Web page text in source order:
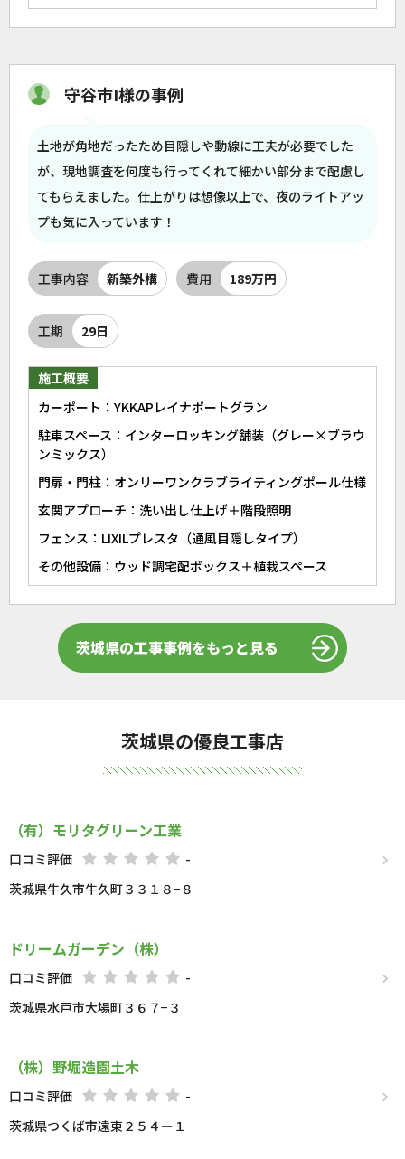
守谷市I様の事例
土地が角地だったため目隠しや動線に工夫が必要でした
が、現地調査を何度も行ってくれて細かい部分まで配慮し
てもらえました。仕上がりは想像以上で、夜のライトアッ
プも気に入っています！
工事内容 新築外構 費用 189万円
工期 29日
施工概要
カーポート：YKKAPレイナポートグラン
駐車スペース：インターロッキング舗装（グレー×ブラウ
ンミックス）
門扉・門柱：オンリーワンクラブライティングポール仕様
玄関アプローチ：洗い出し仕上げ＋階段照明
フェンス：LIXILプレスタ（通風目隠しタイプ）
その他設備：ウッド調宅配ボックス＋植栽スペース
茨城県の工事事例をもっと見る
茨城県の優良工事店
（有）モリタグリーン工業
口コミ評価
-
茨城県牛久市牛久町３３１８−８
ドリームガーデン（株）
口コミ評価
-
茨城県水戸市大場町３６７−３
（株）野堀造園土木
口コミ評価
-
茨城県つくば市遠東２５４ー１